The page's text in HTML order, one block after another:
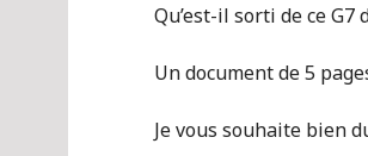
Qu’est-il sorti de ce G7
Un document de 5
Je vous souhaite bien